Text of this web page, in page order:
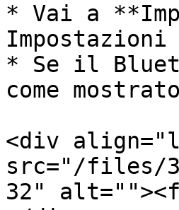
* Vai a
* Se il
come
<div
src="/files/
32"